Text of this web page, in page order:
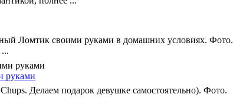
Ломтик своими руками в домашних условиях. Фото.
руками
Делаем подарок девушке самостоятельно). Фото.